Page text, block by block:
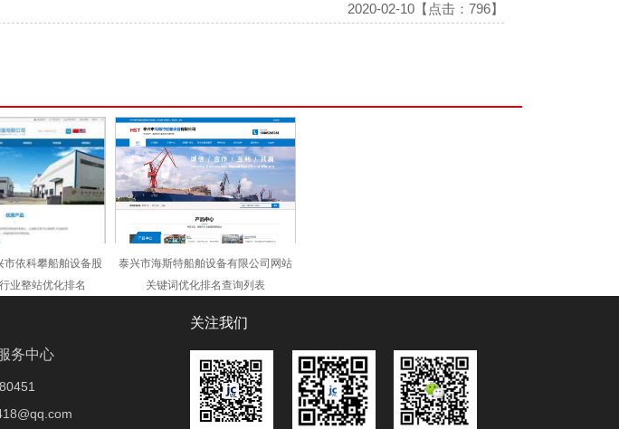
2020-02-10【点击：796】
依科攀船舶设备股
业整站优化排名
泰兴市海斯特船舶设备有限公司网站
关键词优化排名查询列表
务中心
关注我们